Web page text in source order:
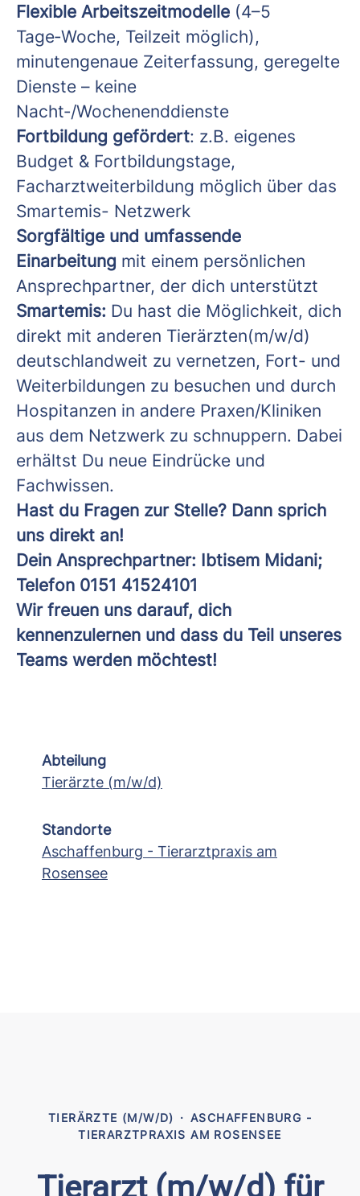
Flexible Arbeitszeitmodelle (4–5
Tage‑Woche, Teilzeit möglich),
minutengenaue Zeiterfassung, geregelte
Dienste – keine
Nacht‑/Wochenenddienste
Fortbildung gefördert: z.B. eigenes
Budget & Fortbildungstage,
Facharztweiterbildung möglich über das
Smartemis- Netzwerk
Sorgfältige und umfassende
Einarbeitung mit einem persönlichen
Ansprechpartner, der dich unterstützt
Smartemis: Du hast die Möglichkeit, dich
direkt mit anderen Tierärzten(m/w/d)
deutschlandweit zu vernetzen, Fort- und
Weiterbildungen zu besuchen und durch
Hospitanzen in andere Praxen/Kliniken
aus dem Netzwerk zu schnuppern. Dabei
erhältst Du neue Eindrücke und
Fachwissen.
Hast du Fragen zur Stelle? Dann sprich
uns direkt an!
Dein Ansprechpartner: Ibtisem Midani;
Telefon 0151 41524101
Wir freuen uns darauf, dich
kennenzulernen und dass du Teil unseres
Teams werden möchtest!
Abteilung
Tierärzte (m/w/d)
Standorte
Aschaffenburg - Tierarztpraxis am
Rosensee
TIERÄRZTE (M/W/D) · ASCHAFFENBURG -
TIERARZTPRAXIS AM ROSENSEE
Tierarzt (m/w/d) für